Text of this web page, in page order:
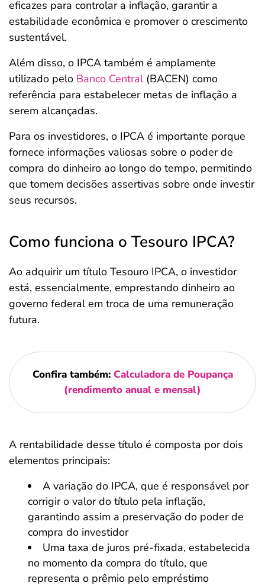
eficazes para controlar a inflação, garantir a
estabilidade econômica e promover o crescimento
sustentável.
Além disso, o IPCA também é amplamente
utilizado pelo Banco Central(BACEN) como
referência para estabelecer metas de inflação a
serem alcançadas.
Para os investidores, o IPCA é importante porque
fornece informações valiosas sobre o poder de
compra do dinheiro ao longo do tempo, permitindo
que tomem decisões assertivas sobre onde investir
seus recursos.
Como funciona o Tesouro IPCA?
Ao adquirir um título Tesouro IPCA, o investidor
está, essencialmente, emprestando dinheiro ao
governo federal em troca de uma remuneração
futura.
Confira também: Calculadora de Poupança
(rendimento anual e mensal)
A rentabilidade desse título é composta por dois
elementos principais:
A variação do IPCA, que é responsável por
corrigir o valor do título pela inflação,
garantindo assim a preservação do poder de
compra do investidor
Uma taxa de juros pré-fixada, estabelecida
no momento da compra do título, que
representa o prêmio pelo empréstimo